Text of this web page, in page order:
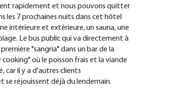
rapidement et nous pouvons quitter
les 7 prochaines nuits dans cet hôtel
intérieure et extérieure, un sauna, une
Le bus public qui va directement à
"sangria" dans un bar de la
où le poisson frais et la viande
car il y a d'autres clients
se réjouissent déjà du lendemain.